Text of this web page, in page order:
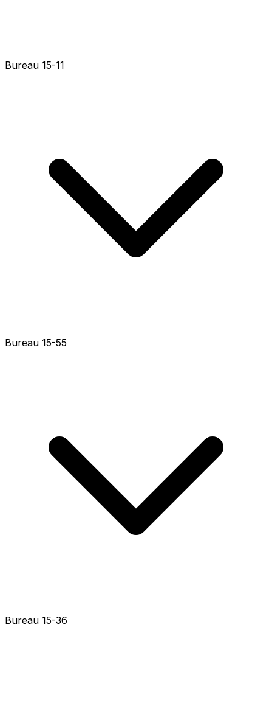
Bureau 15-36
Bureau 15-41
Bureau 15-34